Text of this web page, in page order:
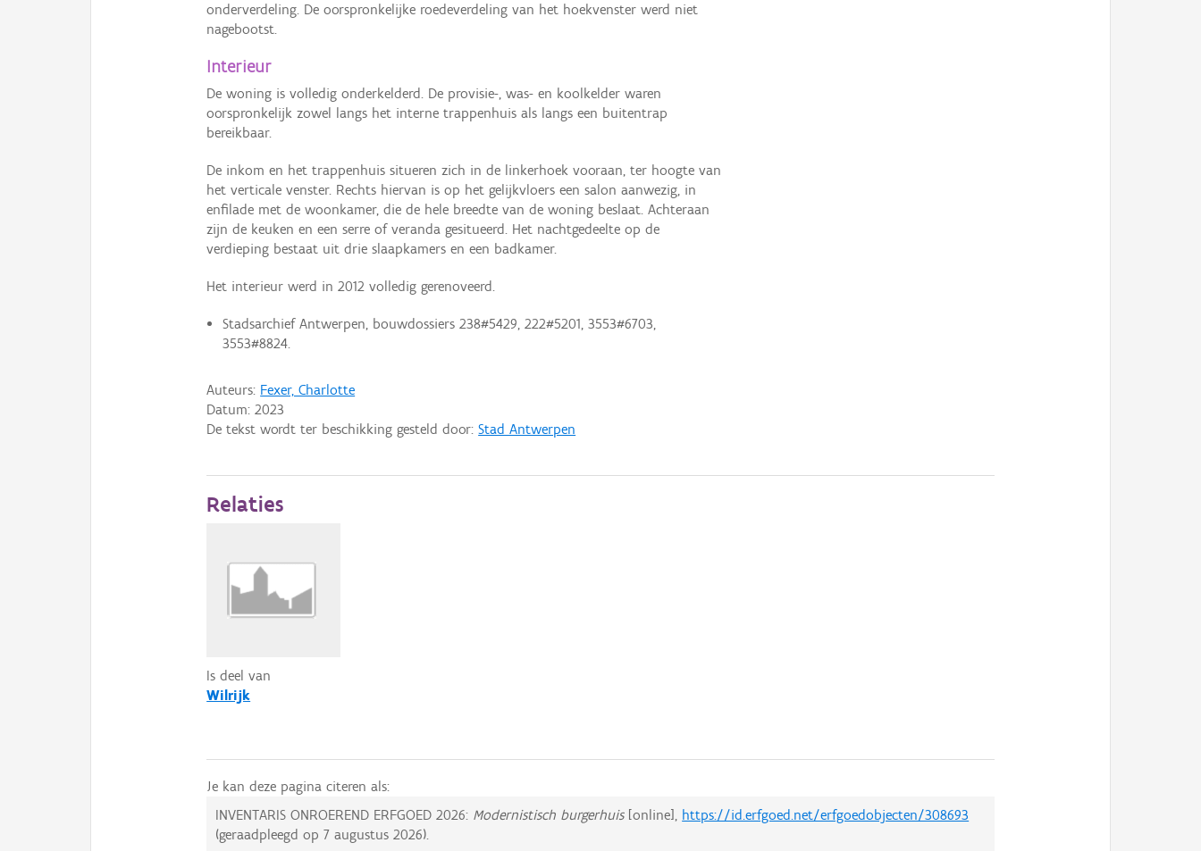
onderverdeling. De oorspronkelijke roedeverdeling van het hoekvenster werd niet
nagebootst.
Interieur
De woning is volledig onderkelderd. De provisie-, was- en koolkelder waren
oorspronkelijk zowel langs het interne trappenhuis als langs een buitentrap
bereikbaar.
De inkom en het trappenhuis situeren zich in de linkerhoek vooraan, ter hoogte van
het verticale venster. Rechts hiervan is op het gelijkvloers een salon aanwezig, in
enfilade met de woonkamer, die de hele breedte van de woning beslaat. Achteraan
zijn de keuken en een serre of veranda gesitueerd. Het nachtgedeelte op de
verdieping bestaat uit drie slaapkamers en een badkamer.
Het interieur werd in 2012 volledig gerenoveerd.
Stadsarchief Antwerpen, bouwdossiers 238#5429, 222#5201, 3553#6703,
3553#8824.
Auteurs: Fexer, Charlotte
Datum:2023
De tekst wordt ter beschikking gesteld door:Stad Antwerpen
Relaties
Is deel van
Wilrijk
Je kan deze pagina citeren als:
INVENTARIS ONROEREND ERFGOED 2026: Modernistisch burgerhuis[online], https://id.erfgoed.net/erfgoedobjecten/308693
(geraadpleegd op7 augustus 2026).